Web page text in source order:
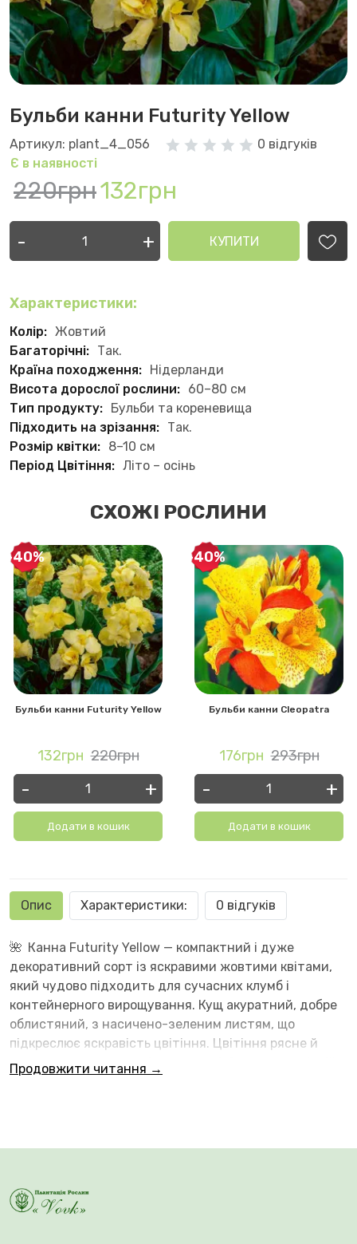
Бульби канни Futurity Yellow
Артикул: plant_4_056
0 відгуків
Є в наявності
220грн132грн
- + КУПИТИ
Характеристики:
Колір: Жовтий
Багаторічні: Так.
Країна походження: Нідерланди
Висота дорослої рослини: 60–80 см
Тип продукту: Бульби та кореневища
Підходить на зрізання: Так.
Розмір квітки: 8–10 см
Період Цвітіння: Літо – осінь
СХОЖІ РОСЛИНИ
-40%
Бульби канни Futurity Yellow
132грн 220грн
- +
Додати в кошик
-40%
Бульби канни Cleopatra
176грн 293грн
- +
Додати в кошик
Опис Характеристики: 0 відгуків
🌺 Канна Futurity Yellow — компактний і дуже
декоративний сорт із яскравими жовтими квітами,
який чудово підходить для сучасних клумб і
контейнерного вирощування. Кущ акуратний, добре
облистяний, з насичено-зеленим листям, що
підкреслює яскравість цвітіння. Цвітіння рясне й
тривале — з початку літа до осені. Завдяки помірній
Продовжити читання →